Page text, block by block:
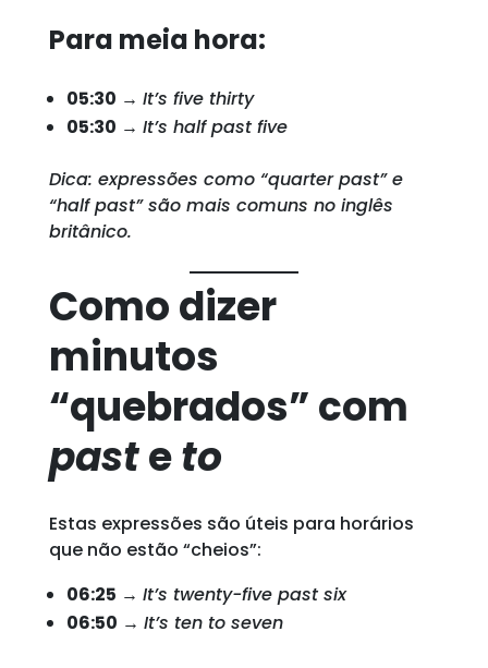
Para meia hora:
05:30 → It’s five thirty
05:30 → It’s half past five
Dica: expressões como “quarter past” e
“half past” são mais comuns no inglês
britânico.
Como dizer
minutos
“quebrados” com
pasteto
Estas expressões são úteis para horários
que não estão “cheios”:
06:25 → It’s twenty-five past six
06:50 → It’s ten to seven